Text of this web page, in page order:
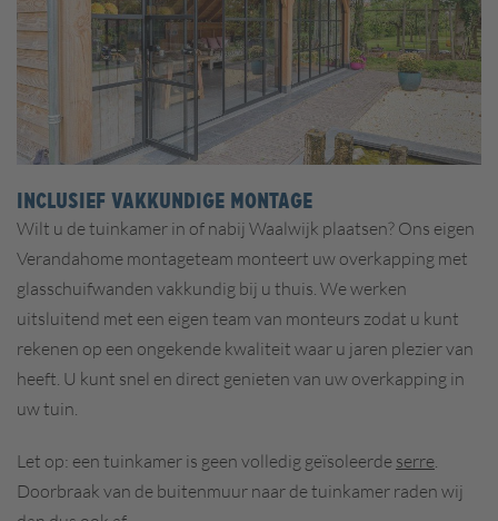
INCLUSIEF VAKKUNDIGE MONTAGE
Wilt u de tuinkamer in of nabij Waalwijk plaatsen? Ons eigen
Verandahome montageteam monteert uw overkapping met
glasschuifwanden vakkundig bij u thuis. We werken
uitsluitend met een eigen team van monteurs zodat u kunt
rekenen op een ongekende kwaliteit waar u jaren plezier van
heeft. U kunt snel en direct genieten van uw overkapping in
uw tuin.
Let op: een tuinkamer is geen volledig geïsoleerde serre.
Doorbraak van de buitenmuur naar de tuinkamer raden wij